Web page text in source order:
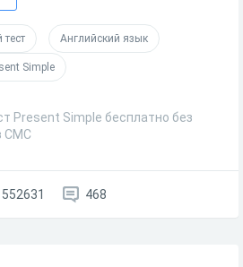
Английский язык
Simple
Present Simple бесплатно без
СМС
552631 468